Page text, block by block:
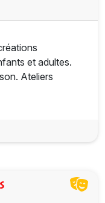
et adultes.
Ateliers